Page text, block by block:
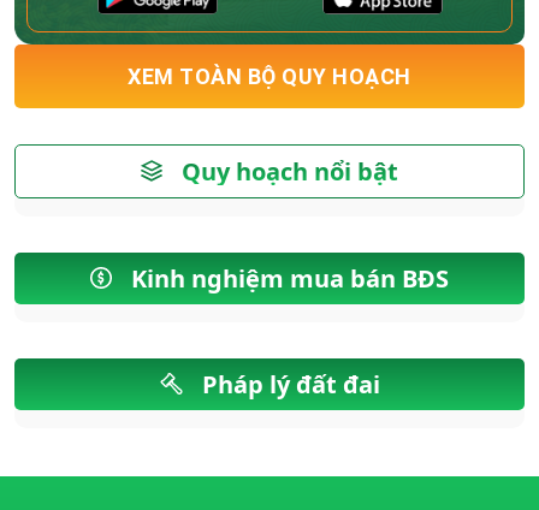
XEM TOÀN BỘ QUY HOẠCH
Quy hoạch nổi bật
Kinh nghiệm mua bán BĐS
Pháp lý đất đai